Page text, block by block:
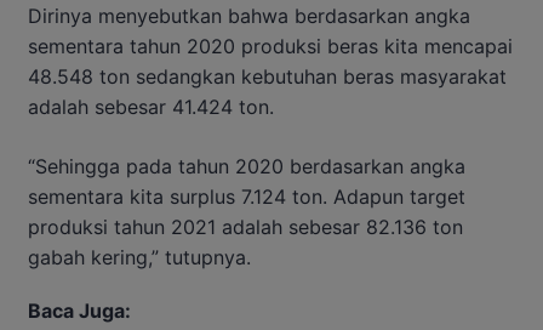
Dirinya menyebutkan bahwa berdasarkan angka
sementara tahun 2020 produksi beras kita mencapai
48.548 ton sedangkan kebutuhan beras masyarakat
adalah sebesar 41.424 ton.
“Sehingga pada tahun 2020 berdasarkan angka
sementara kita surplus 7.124 ton. Adapun target
produksi tahun 2021 adalah sebesar 82.136 ton
gabah kering,” tutupnya.
Baca Juga: